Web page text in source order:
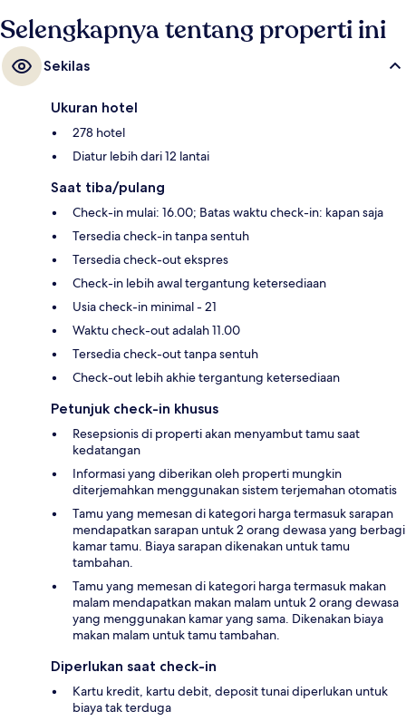
Transportasi umum berada tidak jauh: Stasiun L'Enfant Plaza berjarak 10
menit dan Stasiun Waterfront berjarak 11 menit.
Selengkapnya tentang properti ini
Sekilas
Ukuran hotel
278 hotel
Diatur lebih dari 12 lantai
Saat tiba/pulang
Check-in mulai: 16.00; Batas waktu check-in: kapan saja
Tersedia check-in tanpa sentuh
Tersedia check-out ekspres
Check-in lebih awal tergantung ketersediaan
Usia check-in minimal - 21
Waktu check-out adalah 11.00
Tersedia check-out tanpa sentuh
Check-out lebih akhie tergantung ketersediaan
Petunjuk check-in khusus
Resepsionis di properti akan menyambut tamu saat
kedatangan
Informasi yang diberikan oleh properti mungkin
diterjemahkan menggunakan sistem terjemahan otomatis
Tamu yang memesan di kategori harga termasuk sarapan
mendapatkan sarapan untuk 2 orang dewasa yang berbagi
kamar tamu. Biaya sarapan dikenakan untuk tamu
tambahan.
Tamu yang memesan di kategori harga termasuk makan
malam mendapatkan makan malam untuk 2 orang dewasa
yang menggunakan kamar yang sama. Dikenakan biaya
makan malam untuk tamu tambahan.
Diperlukan saat check-in
Kartu kredit, kartu debit, deposit tunai diperlukan untuk
biaya tak terduga